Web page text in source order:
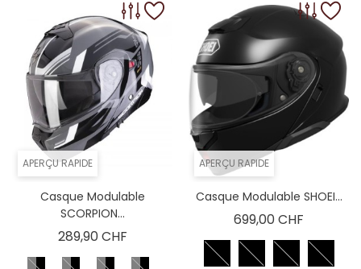
APERÇU RAPIDE
Casque Modulable
SCORPION...
289,90 CHFPrix
APERÇU RAPIDE
Casque Modulable SHOEI...
699,00 CHF